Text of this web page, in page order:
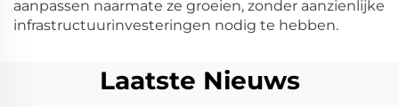
aanpassen naarmate ze groeien, zonder aanzienlijke
infrastructuurinvesteringen nodig te hebben.
Laatste Nieuws